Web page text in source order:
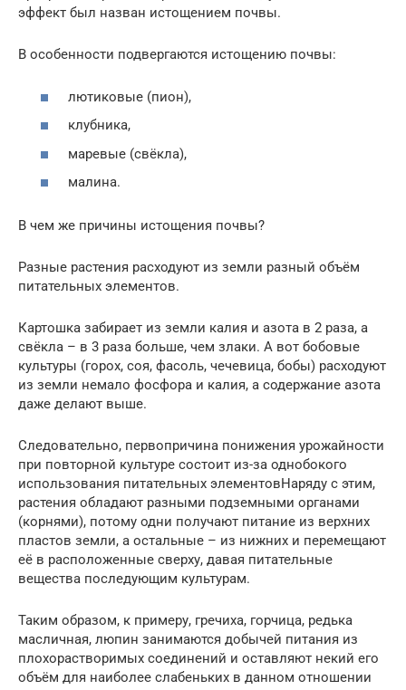
эффект был назван истощением почвы.
В особенности подвергаются истощению почвы:
лютиковые (пион),
клубника,
маревые (свёкла),
малина.
В чем же причины истощения почвы?
Разные растения расходуют из земли разный объём
питательных элементов.
Картошка забирает из земли калия и азота в 2 раза, а
свёкла – в 3 раза больше, чем злаки. А вот бобовые
культуры (горох, соя, фасоль, чечевица, бобы) расходуют
из земли немало фосфора и калия, а содержание азота
даже делают выше.
Следовательно, первопричина понижения урожайности
при повторной культуре состоит из-за однобокого
использования питательных элементовНаряду с этим,
растения обладают разными подземными органами
(корнями), потому одни получают питание из верхних
пластов земли, а остальные – из нижних и перемещают
её в расположенные сверху, давая питательные
вещества последующим культурам.
Таким образом, к примеру, гречиха, горчица, редька
масличная, люпин занимаются добычей питания из
плохорастворимых соединений и оставляют некий его
объём для наиболее слабеньких в данном отношении